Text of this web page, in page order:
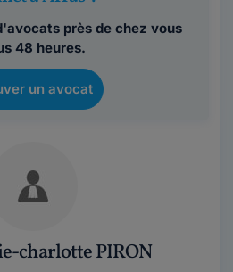
près de chez vous
48 heures.
un avocat
charlotte PIRON